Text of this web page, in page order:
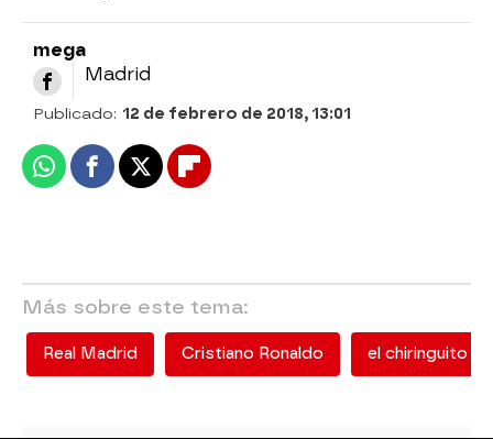
mega
Madrid
Publicado: 12 de febrero de 2018, 13:01
WhatsappFacebook
X Flipboard
Más sobre este tema:
Real Madrid Cristiano Ronaldo el chiringuito